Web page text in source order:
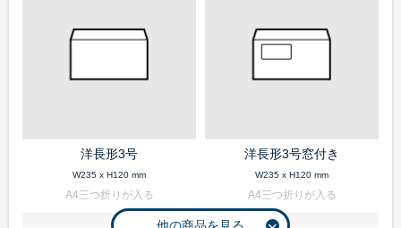
洋長形3号
W235 x H120 mm
A4三つ折りが入る
洋長形3号窓付き
W235 x H120 mm
A4三つ折りが入る